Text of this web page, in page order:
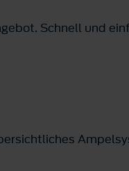
Schnell und